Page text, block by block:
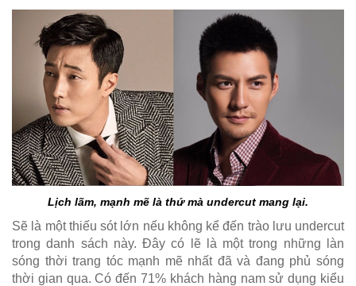
Lịch lãm, mạnh mẽ là thứ mà undercut mang lại.
Sẽ là một thiếu sót lớn nếu không kể đến trào lưu undercut
trong danh sách này. Đây có lẽ là một trong những làn
sóng thời trang tóc mạnh mẽ nhất đã và đang phủ sóng
thời gian qua. Có đến 71% khách hàng nam sử dụng kiểu